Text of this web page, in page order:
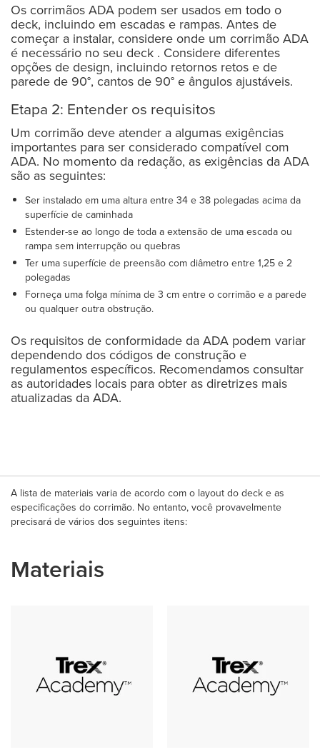
Os corrimãos ADA podem ser usados em todo o
deck, incluindo em escadas e rampas. Antes de
começar a instalar, considere onde um corrimão ADA
é necessário no seu deck . Considere diferentes
opções de design, incluindo retornos retos e de
parede de 90°, cantos de 90° e ângulos ajustáveis.
Etapa 2: Entender os requisitos
Um corrimão deve atender a algumas exigências
importantes para ser considerado compatível com
ADA. No momento da redação, as exigências da ADA
são as seguintes:
Ser instalado em uma altura entre 34 e 38 polegadas acima da
superfície de caminhada
Estender-se ao longo de toda a extensão de uma escada ou
rampa sem interrupção ou quebras
Ter uma superfície de preensão com diâmetro entre 1,25 e 2
polegadas
Forneça uma folga mínima de 3 cm entre o corrimão e a parede
ou qualquer outra obstrução.
Os requisitos de conformidade da ADA podem variar
dependendo dos códigos de construção e
regulamentos específicos. Recomendamos consultar
as autoridades locais para obter as diretrizes mais
atualizadas da ADA.
A lista de materiais varia de acordo com o layout do deck e as
especificações do corrimão. No entanto, você provavelmente
precisará de vários dos seguintes itens:
Materiais